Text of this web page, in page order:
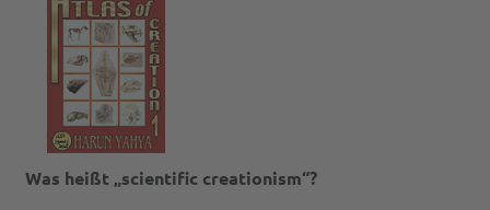
Was heißt „scientific creationism“?